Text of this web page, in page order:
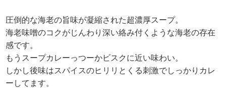
圧倒的な海老の旨味が凝縮された超濃厚スープ。
海老味噌のコクがじんわり深い絡み付くような海老の存在
感です。
もうスープカレーっつーかビスクに近い味わい。
しかし後味はスパイスのヒリリとくる刺激でしっかりカレ
ーしてます。